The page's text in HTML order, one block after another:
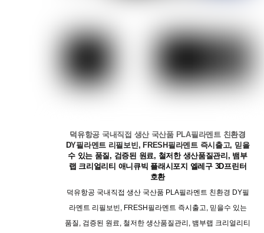
덕유항공 국내직접 생산 국산품 PLA필라멘트 친환경
DY필라멘트 리필보빈, FRESH필라멘트 즉시출고, 믿을
수 있는 품질, 검증된 원료, 철저한 생산품질관리, 뱀부
랩 크리얼리티 애니큐빅 플래시포지 엘레구 3D프린터
호환
덕유항공 국내직접 생산 국산품 PLA필라멘트 친환경 DY필
라멘트 리필보빈, FRESH필라멘트 즉시출고, 믿을수 있는
품질, 검증된 원료, 철저한 생산품질관리, 뱀부랩 크리얼리티